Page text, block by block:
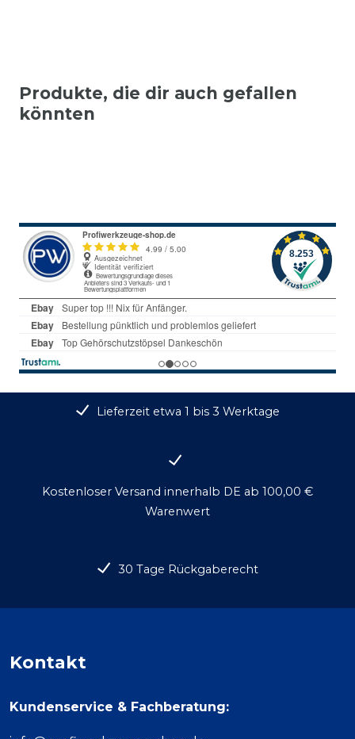
Produkte, die dir auch gefallen
könnten
Lieferzeit etwa 1 bis 3 Werktage
Kostenloser Versand innerhalb DE ab 100,00 €
Warenwert
30 Tage Rückgaberecht
Kontakt
Kundenservice & Fachberatung: